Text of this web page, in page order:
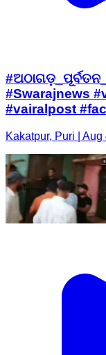
#Swarajnews
#vairalpost
Kakatpur, Puri | Aug